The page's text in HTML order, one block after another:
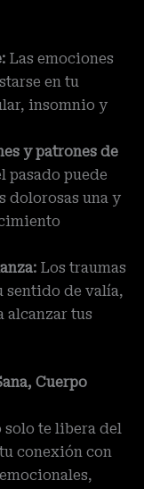
Las emociones
en tu
insomnio y
y patrones de
pasado puede
dolorosas una y
Los traumas
sentido de valía,
alcanzar tus
Cuerpo
solo te libera del
conexión con